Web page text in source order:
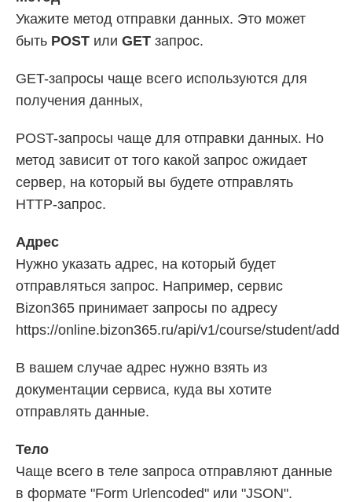
Укажите метод отправки данных. Это может
быть POST или GET запрос.
GET-запросы чаще всего используются для
получения данных,
POST-запросы чаще для отправки данных. Но
метод зависит от того какой запрос ожидает
сервер, на который вы будете отправлять
HTTP-запрос.
Адрес
Нужно указать адрес, на который будет
отправляться запрос. Например, сервис
Bizon365 принимает запросы по адресу
https://online.bizon365.ru/api/v1/course/student/add
В вашем случае адрес нужно взять из
документации сервиса, куда вы хотите
отправлять данные.
Тело
Чаще всего в теле запроса отправляют данные
в формате "Form Urlencoded" или "JSON".